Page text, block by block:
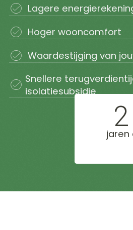
huiseigenaren
juist nú kiezen
voor isolatie
Lagere
Hoger wooncomfort
Waardestijging van
Snellere
isolatiesubsidie
jaren